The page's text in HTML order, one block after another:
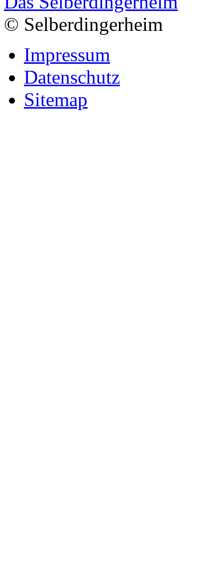
© Selberdingerheim
Impressum
Datenschutz
Sitemap